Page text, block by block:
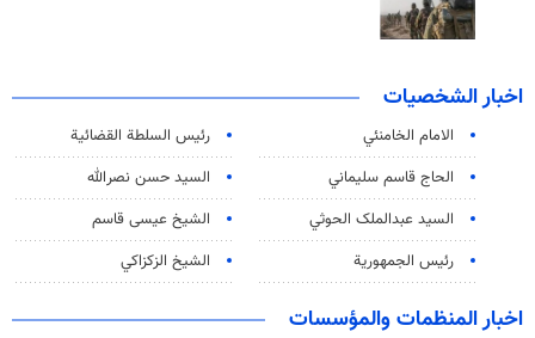
اخبار الشخصيات
الامام الخامنئي
رئیس السلطة القضائیة
الحاج قاسم سليماني
السيد حسن نصرالله
السید عبدالملک الحوثي
الشيخ عيسى قاسم
رئيس الجمهورية
الشيخ الزكزاكي
اخبار المنظمات والمؤسسات